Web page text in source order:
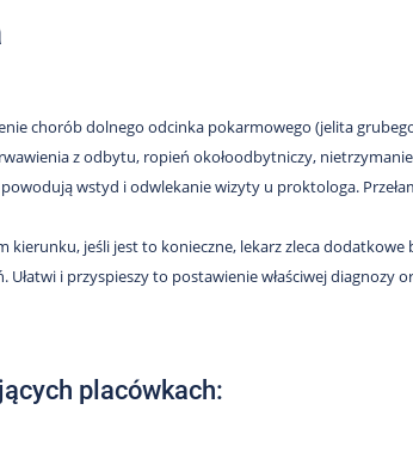
chorób dolnego odcinka pokarmowego (jelita
z odbytu, ropień okołoodbytniczy,
wstyd i odwlekanie wizyty u proktologa.
jeśli jest to konieczne, lekarz zleca dodatkowe
i przyspieszy to postawienie właściwej diagnozy
placówkach: